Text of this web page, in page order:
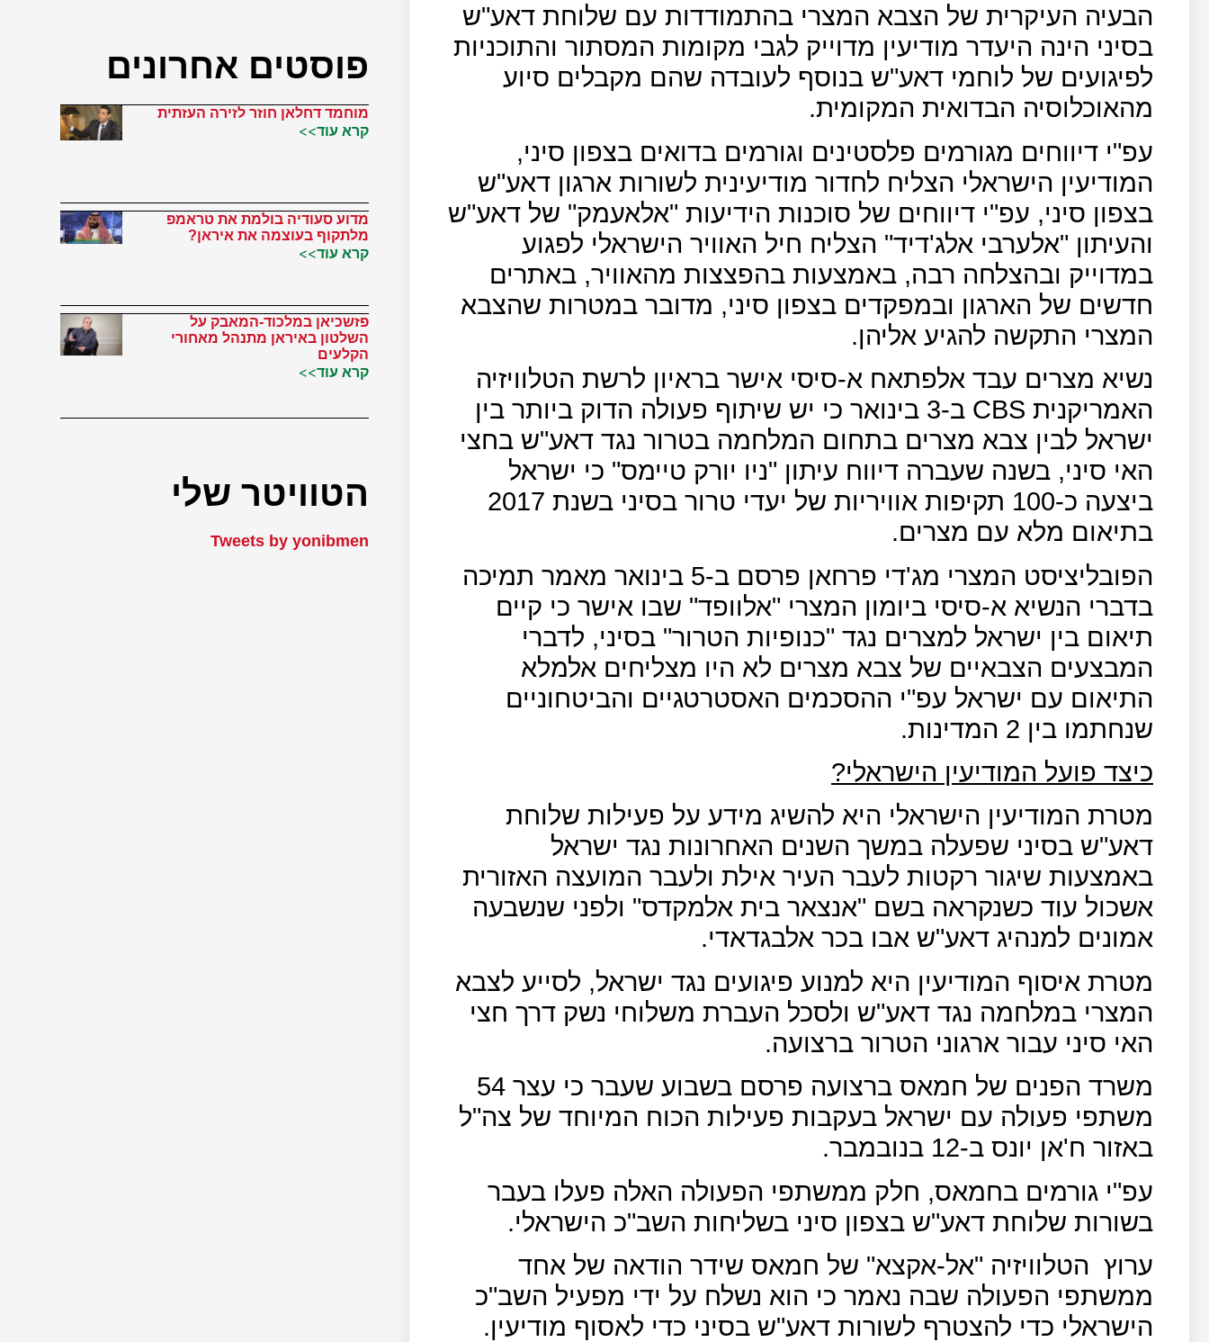
הבעיה העיקרית של הצבא המצרי בהתמודדות עם שלוחת דאע"ש
בסיני הינה היעדר מודיעין מדוייק לגבי מקומות המסתור והתוכניות
לפיגועים של לוחמי דאע"ש בנוסף לעובדה שהם מקבלים סיוע
מהאוכלוסיה הבדואית המקומית.
עפ"י דיווחים מגורמים פלסטינים וגורמים בדואים בצפון סיני,
המודיעין הישראלי הצליח לחדור מודיעינית לשורות ארגון דאע"ש
בצפון סיני, עפ"י דיווחים של סוכנות הידיעות "אלאעמק" של דאע"ש
והעיתון "אלערבי אלג'דיד" הצליח חיל האוויר הישראלי לפגוע
במדוייק ובהצלחה רבה, באמצעות בהפצצות מהאוויר, באתרים
חדשים של הארגון ובמפקדים בצפון סיני, מדובר במטרות שהצבא
המצרי התקשה להגיע אליהן.
נשיא מצרים עבד אלפתאח א-סיסי אישר בראיון לרשת הטלוויזיה
האמריקנית CBS
ב-3 בינואר כי יש שיתוף פעולה הדוק ביותר בין
ישראל לבין צבא מצרים בתחום המלחמה בטרור נגד דאע"ש בחצי
האי סיני, בשנה שעברה דיווח עיתון "ניו יורק טיימס" כי ישראל
ביצעה כ-100 תקיפות אוויריות של יעדי טרור בסיני בשנת 2017
בתיאום מלא עם מצרים.
הפובליציסט המצרי מג'די פרחאן פרסם ב-5 בינואר מאמר תמיכה
בדברי הנשיא א-סיסי ביומון המצרי "אלוופד" שבו אישר כי קיים
תיאום בין ישראל למצרים נגד "כנופיות הטרור" בסיני, לדברי
המבצעים הצבאיים של צבא מצרים לא היו מצליחים אלמלא
התיאום עם ישראל עפ"י ההסכמים האסטרטגיים והביטחוניים
שנחתמו בין 2 המדינות.
כיצד פועל המודיעין הישראלי?
מטרת המודיעין הישראלי היא להשיג מידע על פעילות שלוחת
דאע"ש בסיני שפעלה במשך השנים האחרונות נגד ישראל
באמצעות שיגור רקטות לעבר העיר אילת ולעבר המועצה האזורית
אשכול עוד כשנקראה בשם "אנצאר בית אלמקדס" ולפני שנשבעה
אמונים למנהיג דאע"ש אבו בכר אלבגדאדי.
מטרת איסוף המודיעין היא למנוע פיגועים נגד ישראל, לסייע לצבא
המצרי במלחמה נגד דאע"ש ולסכל העברת משלוחי נשק דרך חצי
האי סיני עבור ארגוני הטרור ברצועה.
משרד הפנים של חמאס ברצועה פרסם בשבוע שעבר כי עצר 54
משתפי פעולה עם ישראל בעקבות פעילות הכוח המיוחד של צה"ל
באזור ח'אן יונס ב-12 בנובמבר.
עפ"י גורמים בחמאס, חלק ממשתפי הפעולה האלה פעלו בעבר
בשורות שלוחת דאע"ש בצפון סיני בשליחות השב"כ הישראלי.
ערוץ הטלוויזיה "אל-אקצא" של חמאס שידר הודאה של אחד
ממשתפי הפעולה שבה נאמר כי הוא נשלח על ידי מפעיל השב"כ
הישראלי כדי להצטרף לשורות דאע"ש בסיני כדי לאסוף מודיעין.
פוסטים אחרונים
מוחמד דחלאן חוזר לזירה העזתית
קרא עוד>>
מדוע סעודיה בולמת את טראמפ
מלתקוף בעוצמה את איראן?
קרא עוד>>
פזשכיאן במלכוד-המאבק על
השלטון באיראן מתנהל מאחורי
הקלעים
קרא עוד>>
הטוויטר שלי
Tweets by yonibmen